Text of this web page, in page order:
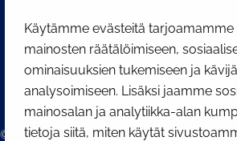
Käytämme evästeitä tarjoamamme
mainosten räätälöimiseen,
ominaisuuksien tukemiseen ja
analysoimiseen. Lisäksi jaamme
mainosalan ja analytiikka-alan
tietoja siitä, miten käytät
© 2026 Tornion kaupunki